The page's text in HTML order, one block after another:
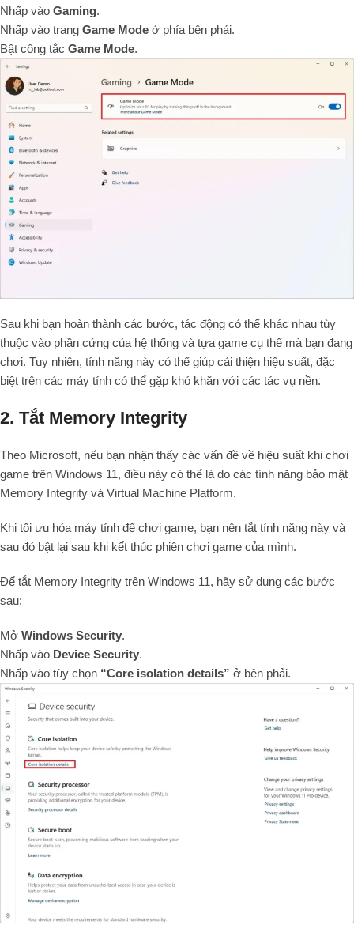
Nhấp vào Gaming.
Nhấp vào trang Game Mode ở phía bên phải.
Bật công tắc Game Mode.
Sau khi bạn hoàn thành các bước, tác động có thể khác nhau tùy
thuộc vào phần cứng của hệ thống và tựa game cụ thể mà bạn đang
chơi. Tuy nhiên, tính năng này có thể giúp cải thiện hiệu suất, đặc
biệt trên các máy tính có thể gặp khó khăn với các tác vụ nền.
2. Tắt Memory Integrity
Theo Microsoft, nếu bạn nhận thấy các vấn đề về hiệu suất khi chơi
game trên Windows 11, điều này có thể là do các tính năng bảo mật
Memory Integrity và Virtual Machine Platform.
Khi tối ưu hóa máy tính để chơi game, bạn nên tắt tính năng này và
sau đó bật lại sau khi kết thúc phiên chơi game của mình.
Để tắt Memory Integrity trên Windows 11, hãy sử dụng các bước
sau:
Mở Windows Security.
Nhấp vào Device Security.
Nhấp vào tùy chọn “Core isolation details” ở bên phải.